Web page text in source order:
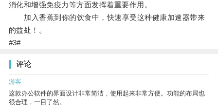
消化和增强免疫力等方面发挥着重要作用。
加入香蕉到你的饮食中，快速享受这种健康加速器带来
的益处！。
#3#
评论
游客
这款办公软件的界面设计非常简洁，使用起来非常方便。功能的布局也
很合理，一目了然。